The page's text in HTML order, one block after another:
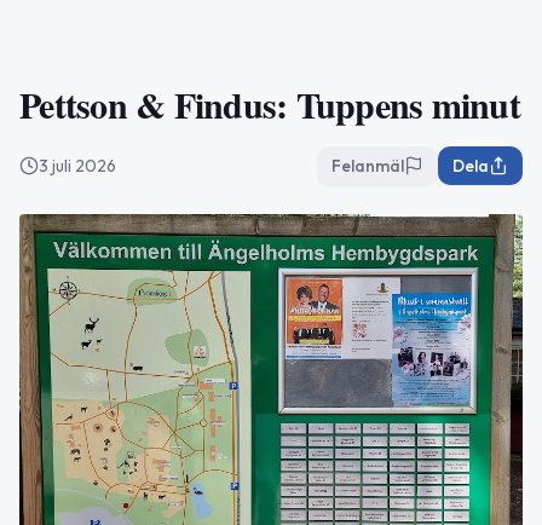
Pettson & Findus: Tuppens minut
3 juli 2026 Felanmäl Dela